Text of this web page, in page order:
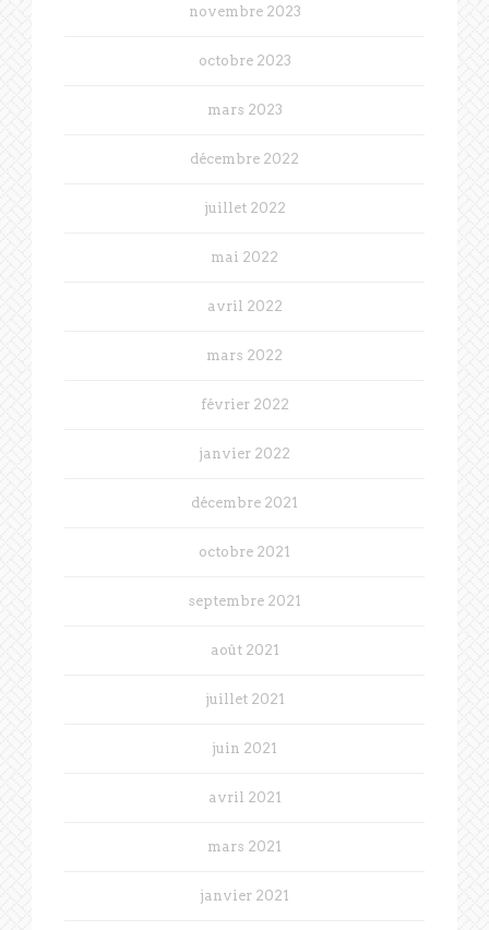
novembre 2023
octobre 2023
mars 2023
décembre 2022
juillet 2022
mai 2022
avril 2022
mars 2022
février 2022
janvier 2022
décembre 2021
octobre 2021
septembre 2021
août 2021
juillet 2021
juin 2021
avril 2021
mars 2021
janvier 2021